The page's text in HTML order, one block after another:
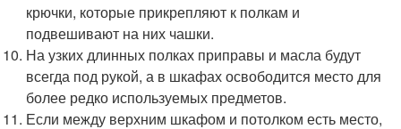
крючки, которые прикрепляют к полкам и
подвешивают на них чашки.
На узких длинных полках приправы и масла будут
всегда под рукой, а в шкафах освободится место для
более редко используемых предметов.
Если между верхним шкафом и потолком есть место,